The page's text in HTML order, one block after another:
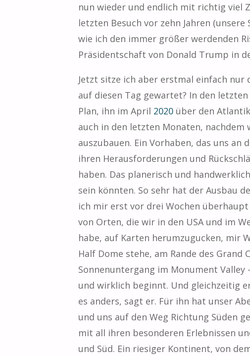
nun wieder und endlich mit richtig viel
letzten Besuch vor zehn Jahren (unsere
wie ich den immer größer werdenden
Präsidentschaft von Donald Trump in
Jetzt sitze ich aber erstmal einfach nur
auf diesen Tag gewartet? In den
Plan, ihn im April 2020 über den
auch in den letzten Monaten,
auszubauen. Ein Vorhaben, das uns
ihren Herausforderungen und
haben. Das planerisch und
sein könnten. So sehr hat der Ausbau
ich mir erst vor drei Wochen
von Orten, die wir in den USA und im
habe, auf Karten herumzugucken, mir
Half Dome stehe, am Rande des
Sonnenuntergang im Monument
und wirklich beginnt. Und gleichzeitig
es anders, sagt er. Für ihn hat unser
und uns auf den Weg Richtung Süden
mit all ihren besonderen Erlebnissen
und Süd. Ein riesiger Kontinent, von